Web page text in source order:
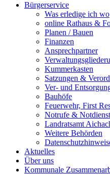
Bürgerservice
Was erledige ich wo
online Rathaus &
Planen / Bauen
Finanzen
Ansprechpartner
Kummerkasten
Satzungen &
Ver- und
Bauhöfe
Feuerwehr, First
Notrufe &
Landratsamt
Weitere Behörden
Aktuelles
Über uns
Kommunale